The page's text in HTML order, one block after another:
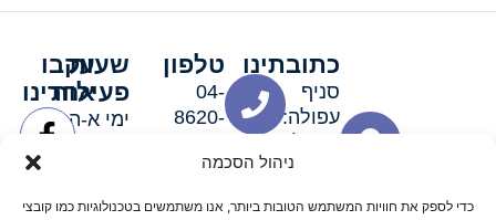
ניהול הסכמה
כדי לספק את חוויות המשתמש הטובות ביותר, אנו משתמשים בטכנולוגיות כמו קובצי
כתובתינו
סניף
עפולה:
סניף מגדל
טלפון
04-
8620-
שעות
פעילות
ימי א-ה:
ימי שישי
עקבו
אחרינו